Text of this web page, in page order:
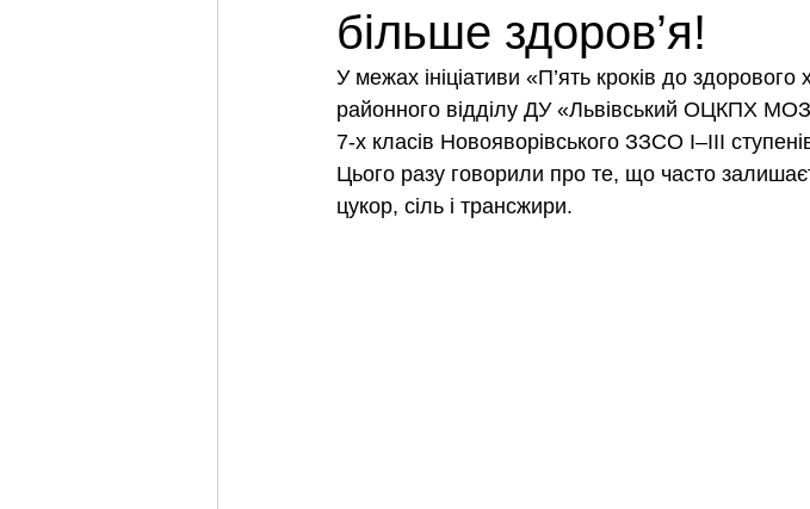
більше здоров’я!
У межах ініціативи «П’ять кроків до
районного відділу ДУ «Львівський ОЦКПХ
7-х класів Новояворівського ЗЗСО І–ІІІ
Цього разу говорили про те, що часто
цукор, сіль і трансжири.